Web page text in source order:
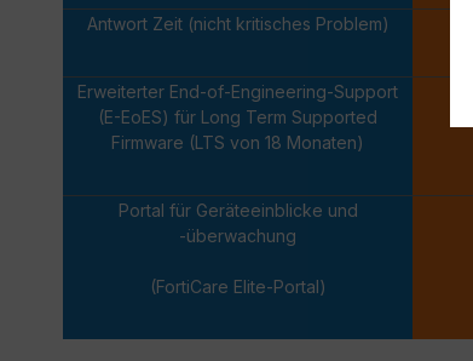
Antwort Zeit (nicht kritisches Problem)
Erweiterter End-of-Engineering-Support
(E-EoES) für Long Term Supported
Firmware (LTS von 18 Monaten)
Portal für Geräteeinblicke und
-überwachung
(FortiCare Elite-Portal)